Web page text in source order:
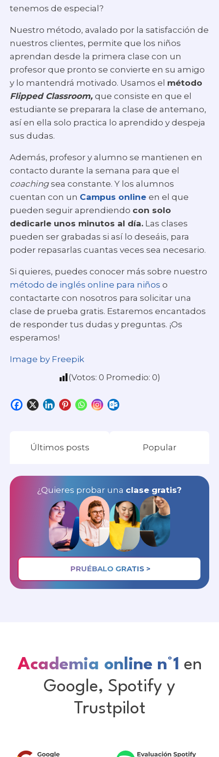
tenemos de especial?
Nuestro método, avalado por la satisfacción de
nuestros clientes, permite que los niños
aprendan desde la primera clase con un
profesor que pronto se convierte en su amigo
y lo mantendrá motivado. Usamos el método
Flipped Classroom, que consiste en que el
estudiante se preparara la clase de antemano,
así en ella solo practica lo aprendido y despeja
sus dudas.
Además, profesor y alumno se mantienen en
contacto durante la semana para que el
coaching sea constante. Y los alumnos
cuentan con un Campus online en el que
pueden seguir aprendiendo con solo
dedicarle unos minutos al día. Las clases
pueden ser grabadas si así lo deseáis, para
poder repasarlas cuantas veces sea necesario.
Si quieres, puedes conocer más sobre nuestro
método de inglés online para niños o
contactarte con nosotros para solicitar una
clase de prueba gratis. Estaremos encantados
de responder tus dudas y preguntas. ¡Os
esperamos!
Image by Freepik
(Votos: 0 Promedio: 0)
Últimos posts Popular
¿Quieres probar una clase gratis?
PRUÉBALO GRATIS >
Academia online n°1 en
Google, Spotify y
Trustpilot